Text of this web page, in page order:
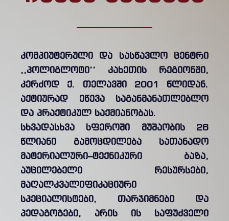
კომპიუტერული და სასწავლო ცენტრი
,,პოლიგლოტი’’ კახეთის რეგიონში,
კერძოდ ქ. თელავში 2001 წლიდან.
აქტიურად ეწევა საგანმანათლებლო
და პრაქტიკულ საქმიანობას.
სხვადასხვა სფეროში მუშაობის 26
წლიანი გამოცდილება სათანადო
მატერიალური–ტექნიკური ბაზა,
აუცილებელი რესურსები,
მაღალკვალიფიკაციური
სპეციალისტები, თარჯიმნები და
პედაგოგები, არის ის საფუძველი